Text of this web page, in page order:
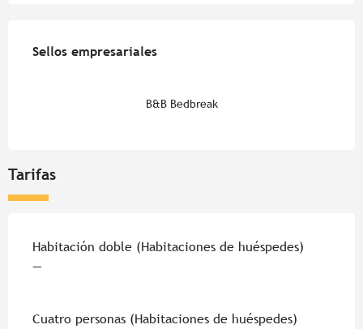
Sellos empresariales
Sellos empresariales
B&B Bedbreak
Tarifas
Tarifas 2026
Habitación doble (Habitaciones de huéspedes)
—
Cuatro personas (Habitaciones de huéspedes)